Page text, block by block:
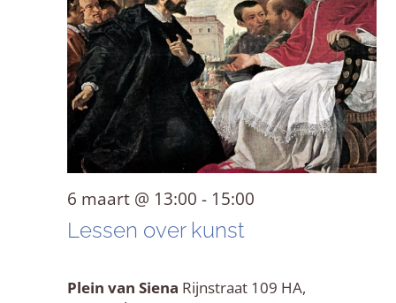
maart
2026
Lessen over kunst
6 maart @ 13:00 - 15:00
Plein van Siena Rijnstraat 109 HA,